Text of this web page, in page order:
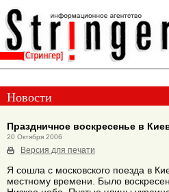
Новости
Праздничное воскресенье в
20 Октября 2006
Версия для печати
Я сошла с московского поезда в
местному времени. Было